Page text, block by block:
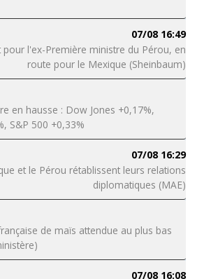
07/08 16:49
pour l'ex-Première ministre du Pérou, en
route pour le Mexique (Sheinbaum)
en hausse : Dow Jones +0,17%,
S&P 500 +0,33%
07/08 16:29
et le Pérou rétablissent leurs relations
diplomatiques (MAE)
de maïs attendue au plus bas
07/08 16:08